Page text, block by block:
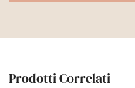
Prodotti Correlati